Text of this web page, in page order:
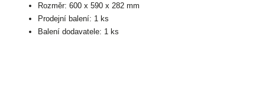
Rozměr: 600 x 590 x 282 mm
Prodejní balení: 1 ks
Balení dodavatele: 1 ks